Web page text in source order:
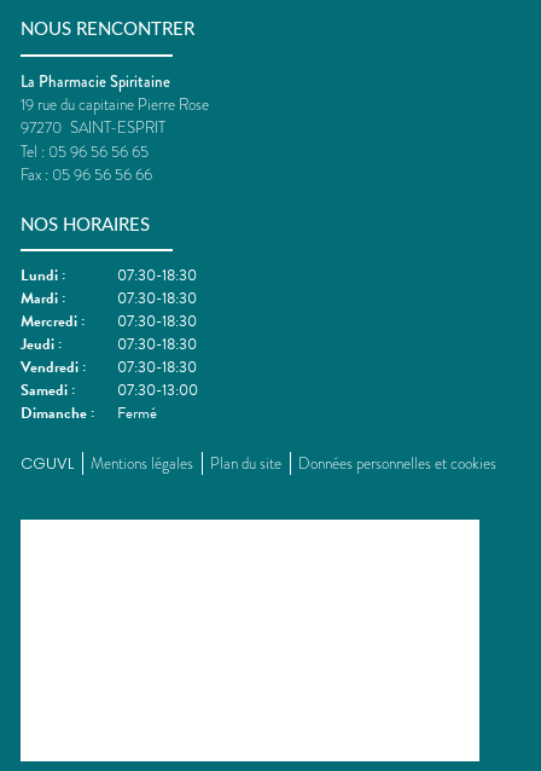
NOUS RENCONTRER
La Pharmacie Spiritaine
19 rue du capitaine Pierre Rose
97270 SAINT-ESPRIT
Tel : 05 96 56 56 65
Fax : 05 96 56 56 66
NOS HORAIRES
Lundi :
07:30-18:30
Mardi :
07:30-18:30
Mercredi :
07:30-18:30
Jeudi :
07:30-18:30
Vendredi :
07:30-18:30
Samedi :
07:30-13:00
Dimanche : Fermé
CGUVL Mentions légales Plan du site Données personnelles et cookies